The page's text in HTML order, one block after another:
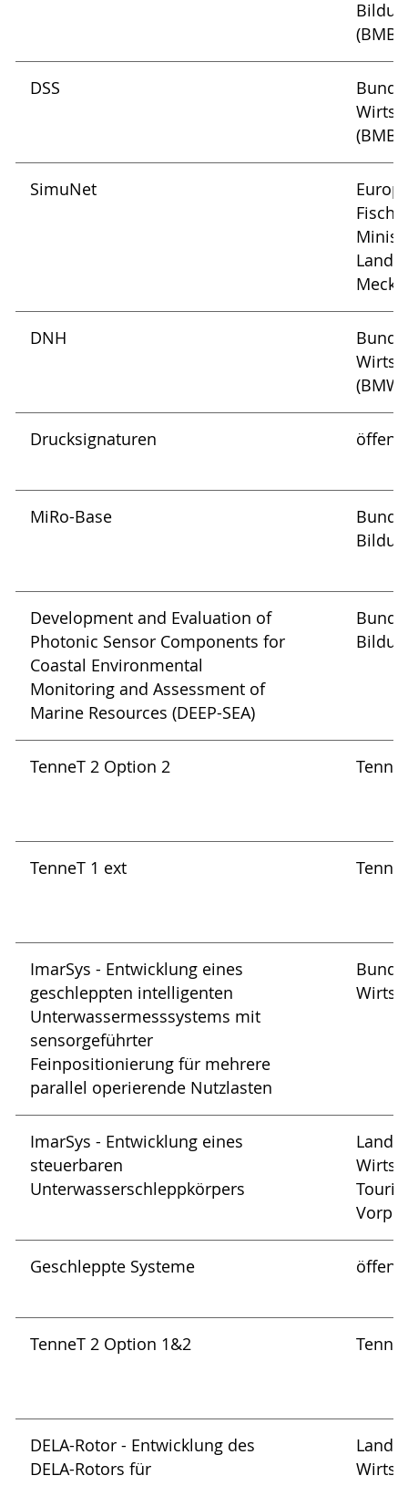
DSS
SimuNet
DNH
Drucksignaturen
MiRo-Base
Development and Evaluation of
Photonic Sensor Components for
Coastal Environmental
Monitoring and Assessment of
Marine Resources (DEEP-SEA)
TenneT 2 Option 2
TenneT 1 ext
ImarSys - Entwicklung eines
geschleppten intelligenten
Unterwassermesssystems mit
sensorgeführter
Feinpositionierung für mehrere
parallel operierende Nutzlasten
ImarSys - Entwicklung eines
steuerbaren
Unterwasserschleppkörpers
Geschleppte Systeme
TenneT 2 Option 1&2
DELA-Rotor - Entwicklung des
DELA-Rotors für